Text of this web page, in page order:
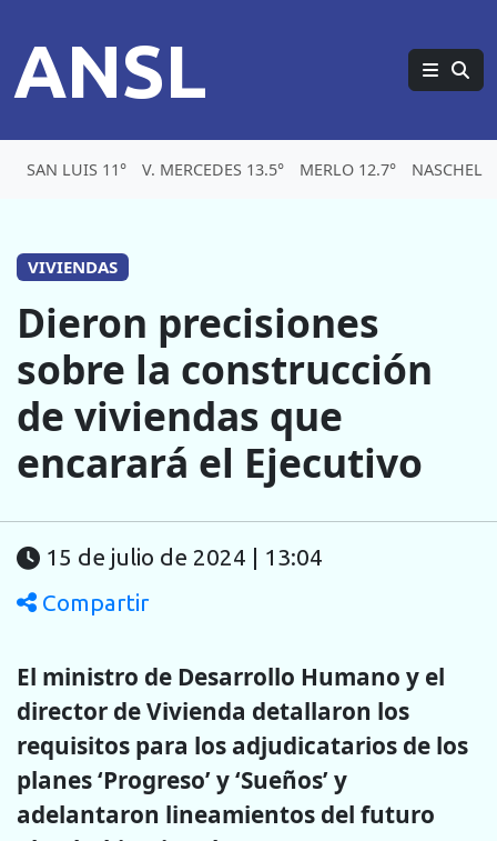
ANSL
SAN LUIS 11° V. MERCEDES 13.5° MERLO 12.7° NASCHEL
VIVIENDAS
Dieron precisiones
sobre la construcción
de viviendas que
encarará el Ejecutivo
15 de julio de 2024 | 13:04
Compartir
El ministro de Desarrollo Humano y el
director de Vivienda detallaron los
requisitos para los adjudicatarios de los
planes ‘Progreso’ y ‘Sueños’ y
adelantaron lineamientos del futuro